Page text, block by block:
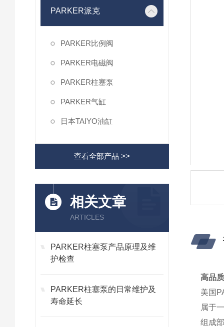
PARKER派克
PARKER比例阀
PARKER电磁阀
PARKER柱塞泵
PARKER气缸
日本TAIYO油缸
查看全部产品 >>
相关文章
ARTICLES
PARKER柱塞泵产品原理及维
护检查
PARKER柱塞泵的日常维护及
寿命延长
高品
美国
属于
组成